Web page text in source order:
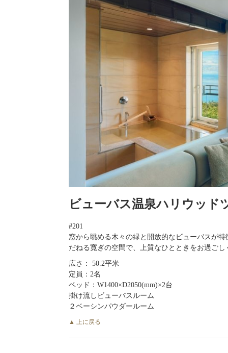
ビューバス温泉ハリウッド
#201
窓から眺める木々の緑と開放的なビューバスが
だねる寛ぎの空間で、上質なひとときをお過ごし
広さ： 50.2平米
定員：2名
ベッド：W1400×D2050(mm)×2台
掛け流しビューバスルーム
２ベーシンパウダールーム
▲ 上に戻る